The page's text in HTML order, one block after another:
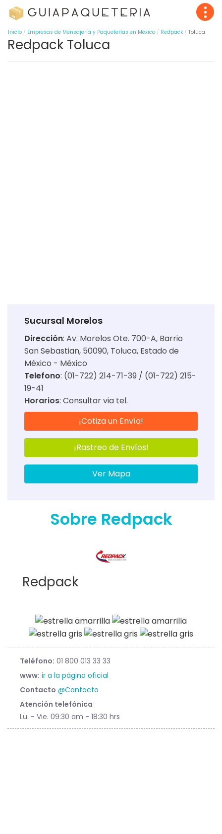
Inicio Empresas de Mensajería y Paqueterías en México Redpack Toluca
Redpack Toluca
Sucursal Morelos
Dirección: Av. Morelos Ote. 700-A, Barrio
San Sebastian, 50090, Toluca, Estado de
México - México
Telefono: (01-722) 214-71-39 / (01-722) 215-
19-41
Horarios: Consultar via tel.
¡Cotiza un Envío!
¡Rastreo de Envíos!
Ver Mapa
Sobre Redpack
Redpack
Teléfono: 01 800 013 33 33
www: ir a la página oficial
Contacto @Contacto
Atención telefónica
Lu. - Vie. 09:30 am - 18:30 hrs